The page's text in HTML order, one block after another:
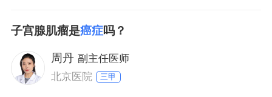
癌。不过患者也不要有太重的心理负担，出现这种症
状，也有可能是良性病变造成的，例如子宫肌瘤。建
议：患者要立即去医院进行子宫B超以及白带化验等检
查，若是子宫肌瘤
子宫腺肌瘤是癌症吗？
周丹 副主任医师
北京医院
三甲